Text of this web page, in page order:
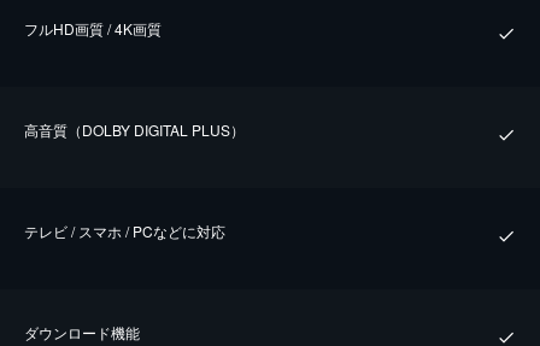
フルHD画質 / 4K画質
⾼⾳質（DOLBY DIGITAL PLUS）
テレビ / スマホ / PCなどに対応
ダウンロード機能